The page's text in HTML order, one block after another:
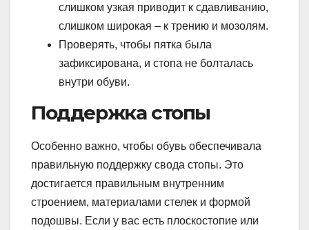
слишком узкая приводит к сдавливанию,
слишком широкая – к трению и мозолям.
Проверять, чтобы пятка была
зафиксирована, и стопа не болталась
внутри обуви.
Поддержка стопы
Особенно важно, чтобы обувь обеспечивала
правильную поддержку свода стопы. Это
достигается правильным внутренним
строением, материалами стелек и формой
подошвы. Если у вас есть плоскостопие или